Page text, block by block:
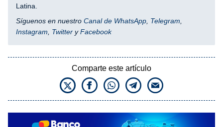
Latina.
Síguenos en nuestro Canal de WhatsApp, Telegram,
Instagram, Twitter yFacebook
Comparte este artículo